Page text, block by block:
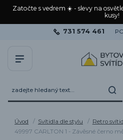
Zatočte s vedrem ☀️ - slevy na
kusy!
731 574 461
Úvod Svítidla dle stylu Retro
49997 CARLTON 1 - Závěsné černo